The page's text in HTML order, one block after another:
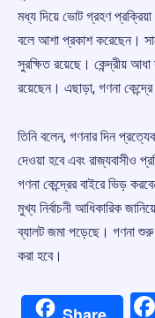
মধ্য দিয়ে ভোট গ্রহণ
বলে আশা প্রকাশ করেছেন।
সুরক্ষিত রয়েছে। কেন্দ্রীয় আধা
রয়েছেন। এছাড়া, গণনা
তিনি বলেন, গণনার দিন
দেওয়া হবে এবং রাজ্যবাসীও
গণনা কেন্দ্রের বাইরে ভিড়
মুখ্য নির্বাচনী আধিকারিক
ব্যালট জমা পড়েছে। গণনা
করা হবে।